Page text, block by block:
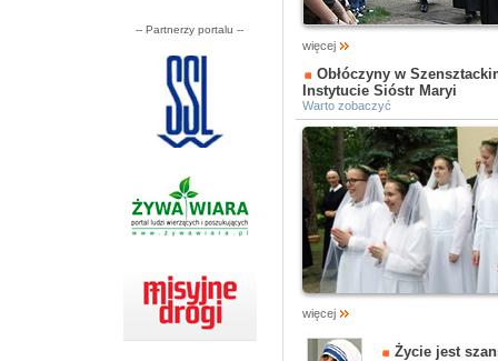
-- Partnerzy portalu --
więcej
Obłóczyny w
Instytucie Sióstr Maryi
Warto zobaczyć
więcej
Życie jest